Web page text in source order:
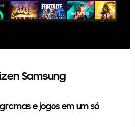
Samsung
e jogos em um só